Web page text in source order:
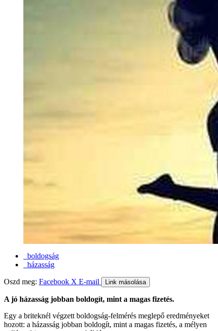
boldogság
házasság
Oszd meg: Facebook X E-mail Link másolása
A jó házasság jobban boldogít, mint a magas fizetés.
Egy a briteknél végzett boldogság-felmérés meglepő eredményeket
hozott: a házasság jobban boldogít, mint a magas fizetés, a mélyen